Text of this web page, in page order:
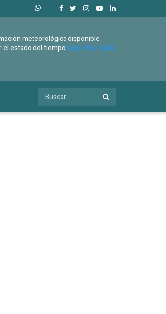
meteorológica disponible.
el estado del tiempohaga click aquÃ­.